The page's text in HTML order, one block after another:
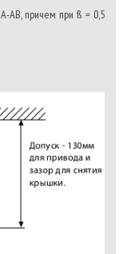
AB, причем при ß = 0,5